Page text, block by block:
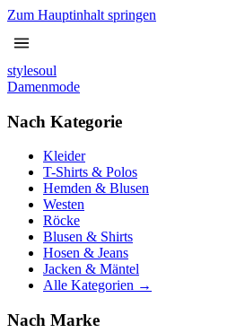
Zum Hauptinhalt springen
stylesoul
Damenmode
Nach Kategorie
Kleider
T-Shirts & Polos
Hemden & Blusen
Westen
Röcke
Blusen & Shirts
Hosen & Jeans
Jacken & Mäntel
Alle Kategorien →
Nach Marke